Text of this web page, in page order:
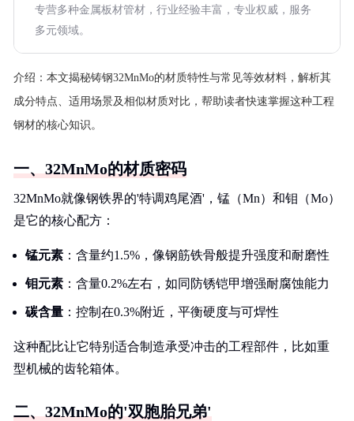
专营多种金属板材管材，行业经验丰富，专业权威，服务
多元领域。
介绍： 本文揭秘铸钢32MnMo的材质特性与常见等效材料，解析其
成分特点、适用场景及相似材质对比，帮助读者快速掌握这种工程
钢材的核心知识。
一、32MnMo的材质密码
32MnMo就像钢铁界的'特调鸡尾酒'，锰（Mn）和钼（Mo）
是它的核心配方：
锰元素 ：含量约1.5%，像钢筋铁骨般提升强度和耐磨性
钼元素 ：含量0.2%左右，如同防锈铠甲增强耐腐蚀能力
碳含量 ：控制在0.3%附近，平衡硬度与可焊性
这种配比让它特别适合制造承受冲击的工程部件，比如重
型机械的齿轮箱体。
二、32MnMo的'双胞胎兄弟'